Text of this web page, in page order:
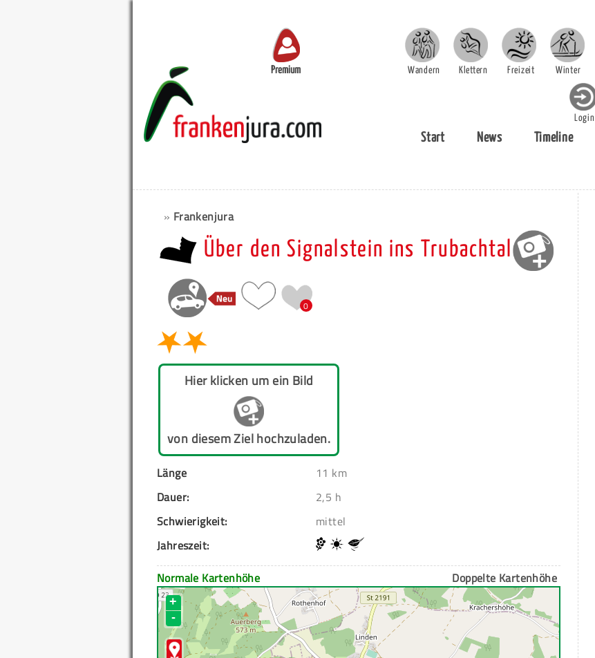
Premium Wandern Klettern Freizeit Winter
Login
Start News Timeline
» Frankenjura
Über den Signalstein ins Trubachtal
0
Hier klicken um ein Bild
von diesem Ziel hochzuladen.
Länge
11 km
Dauer:
2,5 h
Schwierigkeit:
mittel
Jahreszeit:
Normale Kartenhöhe
Doppelte Kartenhöhe
+
-